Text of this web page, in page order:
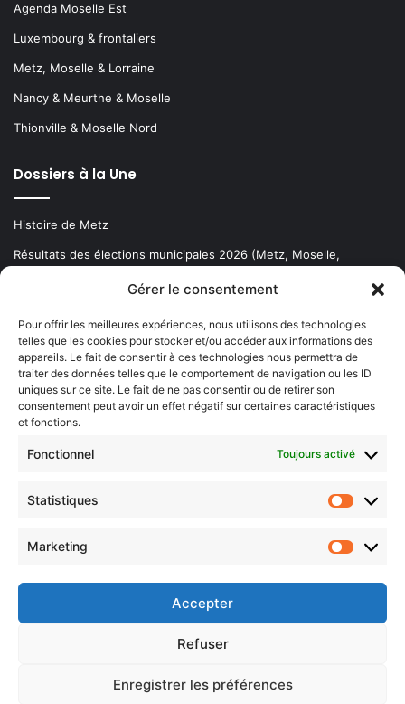
Gérer le consentement
Pour offrir les meilleures expériences, nous utilisons des technologies
telles que les cookies pour stocker et/ou accéder aux informations des
appareils. Le fait de consentir à ces technologies nous permettra de
traiter des données telles que le comportement de navigation ou les ID
uniques sur ce site. Le fait de ne pas consentir ou de retirer son
consentement peut avoir un effet négatif sur certaines caractéristiques
et fonctions.
Fonctionnel Toujours activé
Statistiques
Marketing
Accepter
Refuser
Enregistrer les préférences
Agenda Moselle Est
Luxembourg & frontaliers
Metz, Moselle & Lorraine
Nancy & Meurthe & Moselle
Thionville & Moselle Nord
Dossiers à la Une
Histoire de Metz
Résultats des élections municipales 2026 (Metz, Moselle,
Newsletter gratuite
Choisissez : matin, soir ou hebdo ?
votre